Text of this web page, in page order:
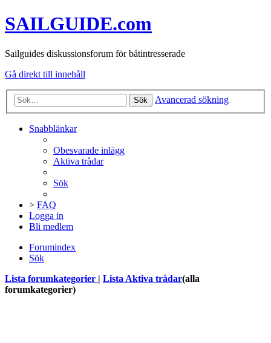
SAILGUIDE.com
Sailguides diskussionsforum för båtintresserade
Gå direkt till innehåll
Sök Avancerad sökning
Snabblänkar
Obesvarade inlägg
Aktiva trådar
Sök
> FAQ
Logga in
Bli medlem
Forumindex
Sök
Lista forumkategorier
Lista Aktiva trådar(alla
forumkategorier)